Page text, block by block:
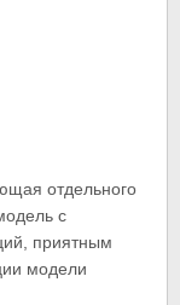
отдельного
с
приятным
модели